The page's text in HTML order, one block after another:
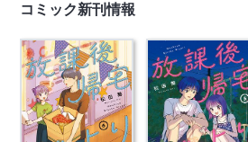
コミック新刊情報